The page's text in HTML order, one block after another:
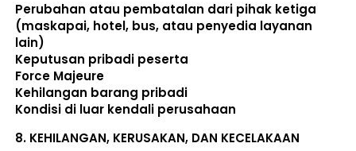
Perubahan atau pembatalan dari pihak ketiga
(maskapai, hotel, bus, atau penyedia layanan
lain)
Keputusan pribadi peserta
Force Majeure
Kehilangan barang pribadi
Kondisi di luar kendali perusahaan
8. KEHILANGAN, KERUSAKAN, DAN KECELAKAAN